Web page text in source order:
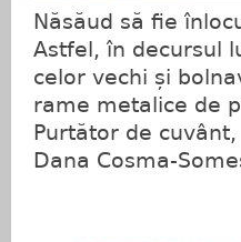
Năsăud să fie
Astfel, în decursul
celor vechi și
rame metalice de
Purtător de cuvânt,
Dana Cosma-